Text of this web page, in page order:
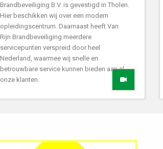
Brandbeveiliging B.V. is gevestigd in Tholen.
Hier beschikken wij over een modern
opleidingscentrum. Daarnaast heeft Van
Rijn Brandbeveiliging meerdere
servicepunten verspreid door heel
Nederland, waarmee wij snelle en
betrouwbare service kunnen bieden aan al
onze klanten.